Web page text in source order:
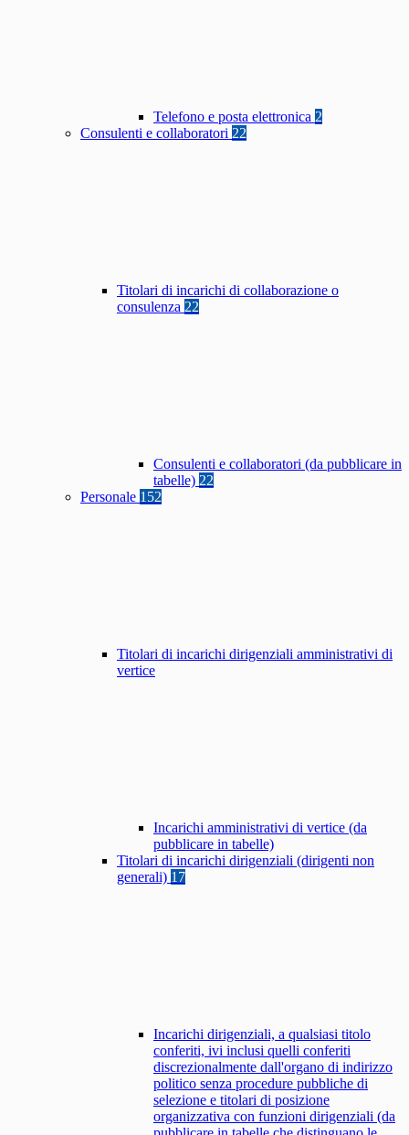
Telefono e posta elettronica 2
Consulenti e collaboratori 22
Titolari di incarichi di collaborazione o
consulenza 22
Consulenti e collaboratori (da pubblicare in
tabelle) 22
Personale 152
Titolari di incarichi dirigenziali amministrativi di
vertice
Incarichi amministrativi di vertice (da
pubblicare in tabelle)
Titolari di incarichi dirigenziali (dirigenti non
generali) 17
Incarichi dirigenziali, a qualsiasi titolo
conferiti, ivi inclusi quelli conferiti
discrezionalmente dall'organo di indirizzo
politico senza procedure pubbliche di
selezione e titolari di posizione
organizzativa con funzioni dirigenziali (da